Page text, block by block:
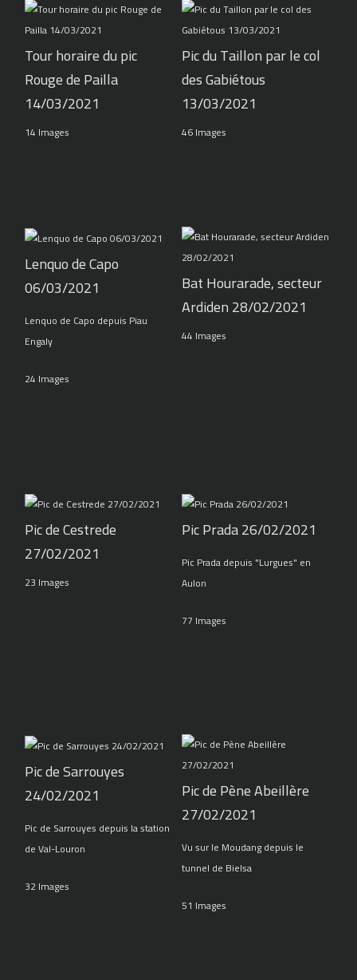
Tour horaire du pic
Rouge de Pailla
14/03/2021
14 Images
Pic du Taillon par le col
des Gabiétous
13/03/2021
46 Images
Lenquo de Capo
06/03/2021
Lenquo de Capo depuis Piau
Engaly
24 Images
Bat Hourarade, secteur
Ardiden 28/02/2021
44 Images
Pic de Cestrede
27/02/2021
23 Images
Pic Prada 26/02/2021
Pic Prada depuis "Lurgues" en
Aulon
77 Images
Pic de Sarrouyes
24/02/2021
Pic de Sarrouyes depuis la station
de Val-Louron
32 Images
Pic de Pène Abeillère
27/02/2021
Vu sur le Moudang depuis le
tunnel de Bielsa
51 Images